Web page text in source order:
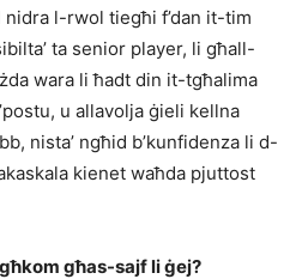
l-rwol tiegħi f’dan it-tim
ta senior player, li għall-
wara li ħadt din it-tgħalima
u allavolja ġieli kellna
nista’ ngħid b’kunfidenza li d-
kienet waħda pjuttost
għas-sajf li ġej?